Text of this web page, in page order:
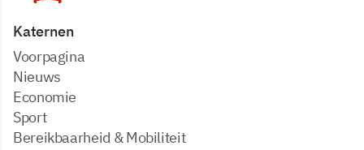
Katernen
Voorpagina
Nieuws
Economie
Sport
Bereikbaarheid & Mobiliteit